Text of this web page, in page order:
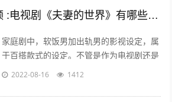
夫妻的世界短视频 :电视剧《夫妻的世界》有哪些槽点？
家庭剧中，软饭男加出轨男的影视设定，属
于百搭款式的设定。不管是作为电视剧还是
电影，长的短的都有讲不完的故事；也都能
2022-08-16 1412